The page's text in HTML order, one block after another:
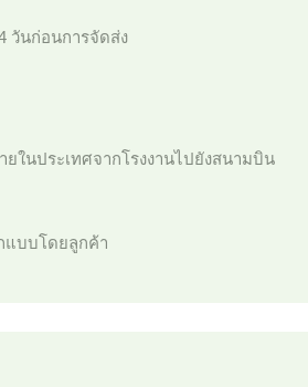
วันก่อนการจัดส่ง
ในประเทศจากโรงงานไปยังสนามบิน
แบบโดยลูกค้า